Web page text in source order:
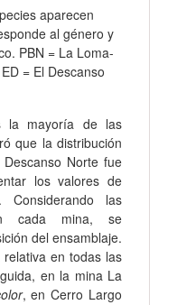
aparecen
al género y
PBN = La Loma-
= El Descanso
la mayoría de las
que la distribución
Norte fue
los valores de
Considerando las
cada mina, se
del ensamblaje.
en todas las
en la mina La
, en Cerro Largo